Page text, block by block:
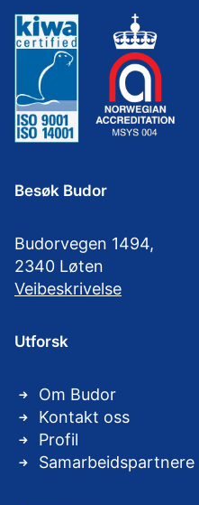
Besøk Budor
Budorvegen 1494,
2340 Løten
Veibeskrivelse
Utforsk
Om Budor
Kontakt oss
Profil
Samarbeidspartnere